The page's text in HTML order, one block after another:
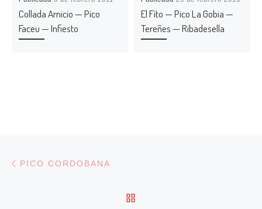
Collada Arnicio — Pico
Faceu — Infiesto
El Fito — Pico La Gobia —
Tereñes — Ribadesella
Navegación de entradas
PICO CORDOBANA